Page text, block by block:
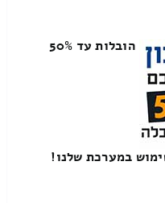
הובלות עד 50%
במערכת שלנו!